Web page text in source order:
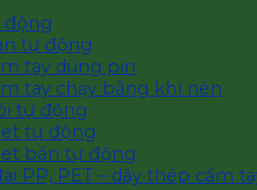
động
tự động
tay dùng pin
tay chạy bằng khí nén
tự động
tự động
bán tự động
PP, PET – dây thép cầm